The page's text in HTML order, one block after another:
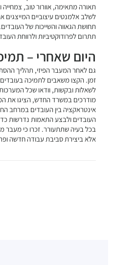
תאורה מתאימה, אוורור טוב, צמחייה
לשלב אלמנטים עיצוביים
תחושת הגאווה והשייכות של
תתרום לפרודוקטיביות ולרווחת
היום שאחרי –
גם לאחר המעבר הפיזי, תהליך
זמן. הקצו משאבים לתמיכה
לשאלות ובקשות, וודאו שכל
מודרכים במשרד החדש, הציגו את
אינטראקציה בין העובדים במרחב
העובדים ולבצע התאמות נדרשות
בכל בעיה שתתעורר. זכרו כי מעבר
אלא ביצירת סביבת עבודה חדשה